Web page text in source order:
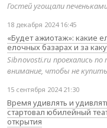
Гостей угощали
18 декабря 2024 16:45
«Будет ажиотаж»: какие
елочных базарах и за
Sibnovosti.ru проехались
внимание, чтобы не
15 сентября 2024 21:30
Время удивлять и
стартовал юбилейный
открытия